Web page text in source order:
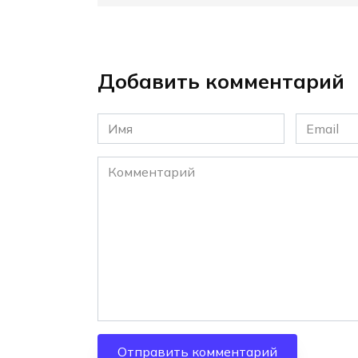
Добавить комментарий
Имя
*
Email
*
Комментарий